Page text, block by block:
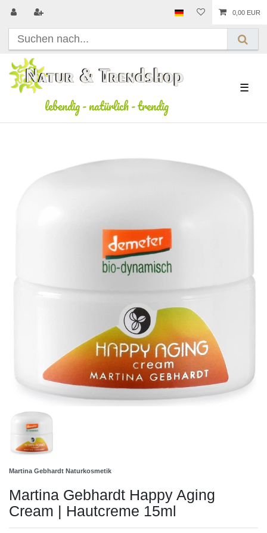
0,00 EUR
lebendig-natürlich-trendig
☰
Martina Gebhardt Naturkosmetik
Martina Gebhardt Happy Aging
Cream | Hautcreme 15ml